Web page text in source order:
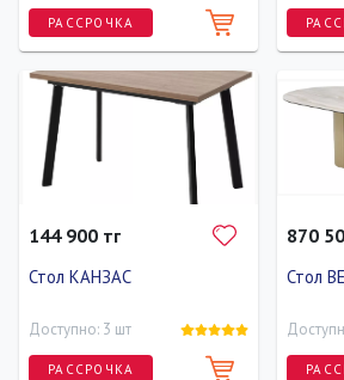
РАССРОЧКА
Ширина
160 см
Высота Глубина
90 см
Ширина
200 см
144 900 тг
Стол КАНЗАС
Доступно: 3 шт
РАССРОЧКА
870
Стол